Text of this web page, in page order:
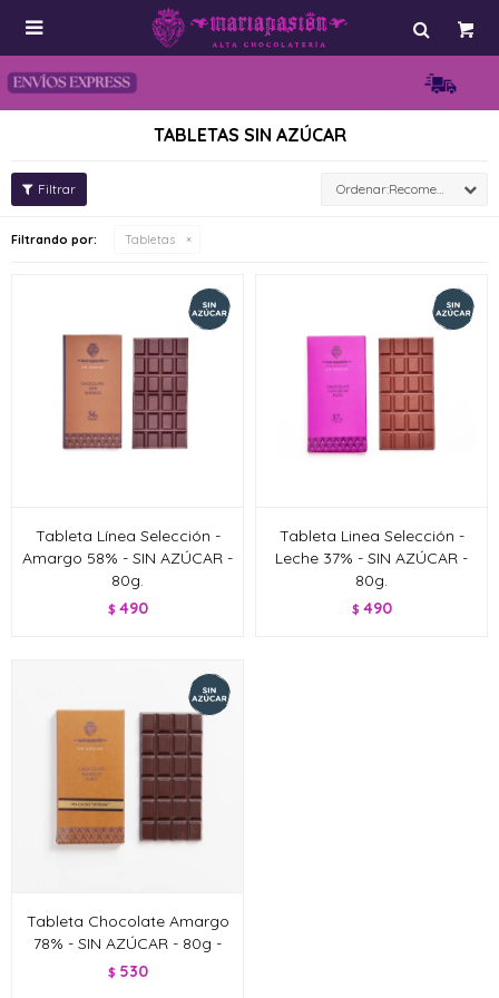

TABLETAS SIN AZÚCAR
Recomendados
Filtrando por: Tabletas
Tableta Línea Selección -
Amargo 58% - SIN AZÚCAR -
80g.
$ 490
Tableta Linea Selección -
Leche 37% - SIN AZÚCAR -
80g.
$ 490
Tableta Chocolate Amargo
78% - SIN AZÚCAR - 80g -
$ 530